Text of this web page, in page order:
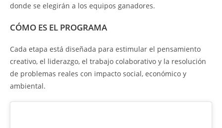
donde se elegirán a los equipos ganadores.
CÓMO ES EL PROGRAMA
Cada etapa está diseñada para estimular el pensamiento
creativo, el liderazgo, el trabajo colaborativo y la resolución
de problemas reales con impacto social, económico y
ambiental.